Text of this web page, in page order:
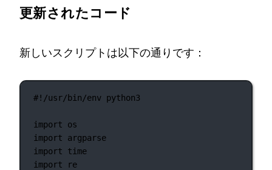
更新されたコード
新しいスクリプトは以下の通りです：
#!/usr/bin/env python3
import os
import argparse
import time
import re